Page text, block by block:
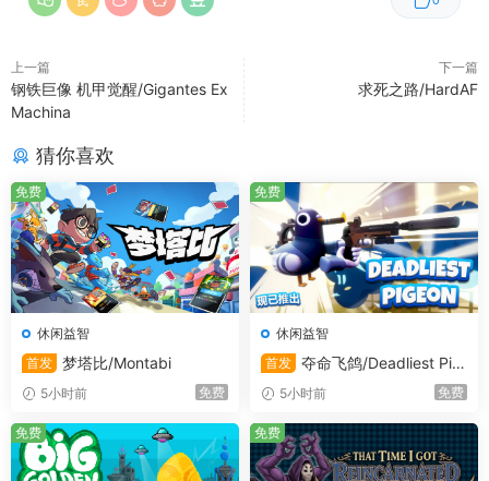
上一篇
钢铁巨像 机甲觉醒/Gigantes Ex
Machina
下一篇
求死之路/HardAF
猜你喜欢
休闲益智
首发 梦塔比/Montabi
5小时前 免费
免费
休闲益智
首发 夺命飞鸽/Deadliest Pig
eon5小时前 免费
免费
免费 免费